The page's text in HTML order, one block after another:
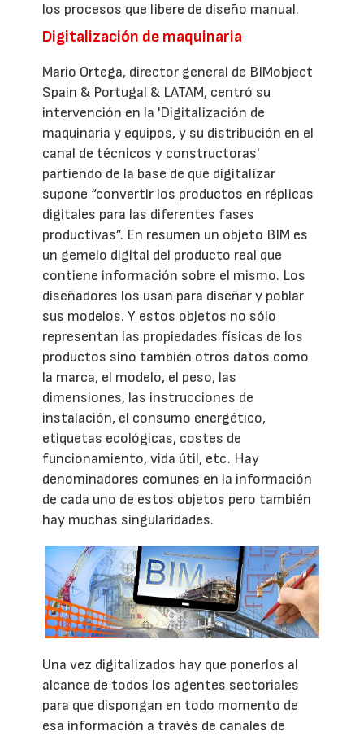
los procesos que libere de diseño manual.
Digitalización de maquinaria
Mario Ortega, director general de BIMobject
Spain & Portugal & LATAM, centró su
intervención en la 'Digitalización de
maquinaria y equipos, y su distribución en el
canal de técnicos y constructoras'
partiendo de la base de que digitalizar
supone “convertir los productos en réplicas
digitales para las diferentes fases
productivas”. En resumen un objeto BIM es
un gemelo digital del producto real que
contiene información sobre el mismo. Los
diseñadores los usan para diseñar y poblar
sus modelos. Y estos objetos no sólo
representan las propiedades físicas de los
productos sino también otros datos como
la marca, el modelo, el peso, las
dimensiones, las instrucciones de
instalación, el consumo energético,
etiquetas ecológicas, costes de
funcionamiento, vida útil, etc. Hay
denominadores comunes en la información
de cada uno de estos objetos pero también
hay muchas singularidades.
Una vez digitalizados hay que ponerlos al
alcance de todos los agentes sectoriales
para que dispongan en todo momento de
esa información a través de canales de